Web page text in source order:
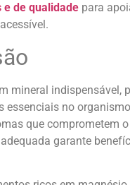
e de qualidade para
mineral indispensável,
essenciais no
que comprometem
garante